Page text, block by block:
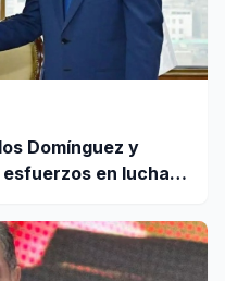
Domínguez y
en lucha